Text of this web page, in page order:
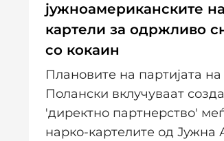
јужноамериканските
картели за одржливо
со кокаин
Плановите на партијата на
Полански вклучуваат
'директно партнерство'
нарко-картелите од Јужна